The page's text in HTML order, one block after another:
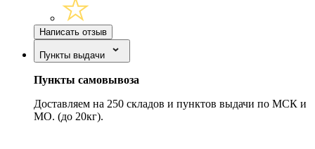
Написать отзыв
Пункты выдачи
Пункты самовывоза
Доставляем на 250 складов и пунктов выдачи по МСК и
МО. (до 20кг).